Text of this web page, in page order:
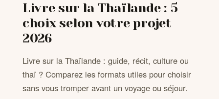
VISITER
MÉTÉO
Livre sur la Thaïlande : 5
choix selon votre projet
2026
Livre sur la Thaïlande : guide, récit, culture ou
thaï ? Comparez les formats utiles pour choisir
sans vous tromper avant un voyage ou séjour.